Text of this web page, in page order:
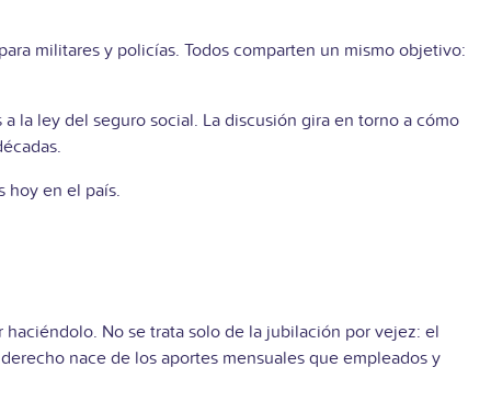
militares y policías. Todos comparten un mismo objetivo:
la ley del seguro social. La discusión gira en torno a cómo
hoy en el país.
No se trata solo de la jubilación por vejez: el
nace de los aportes mensuales que empleados y